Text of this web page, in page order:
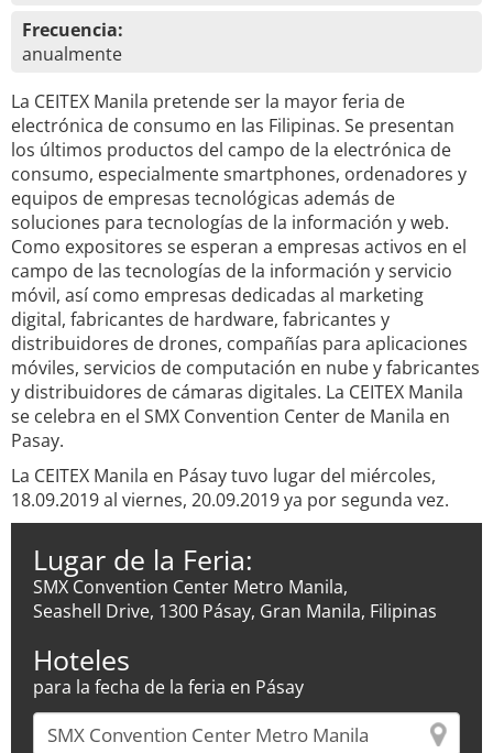
Frecuencia:
anualmente
La CEITEX Manila pretende ser la mayor feria de
electrónica de consumo en las Filipinas. Se presentan
los últimos productos del campo de la electrónica de
consumo, especialmente smartphones, ordenadores y
equipos de empresas tecnológicas además de
soluciones para tecnologías de la información y web.
Como expositores se esperan a empresas activos en el
campo de las tecnologías de la información y servicio
móvil, así como empresas dedicadas al marketing
digital, fabricantes de hardware, fabricantes y
distribuidores de drones, compañías para aplicaciones
móviles, servicios de computación en nube y fabricantes
y distribuidores de cámaras digitales. La CEITEX Manila
se celebra en el SMX Convention Center de Manila en
Pasay.
La CEITEX Manila en Pásay tuvo lugar del miércoles,
18.09.2019 al viernes, 20.09.2019 ya por segunda vez.
Lugar de la Feria:
SMX Convention Center Metro Manila,
Seashell Drive, 1300 Pásay, Gran Manila, Filipinas
Hoteles
para la fecha de la feria en Pásay